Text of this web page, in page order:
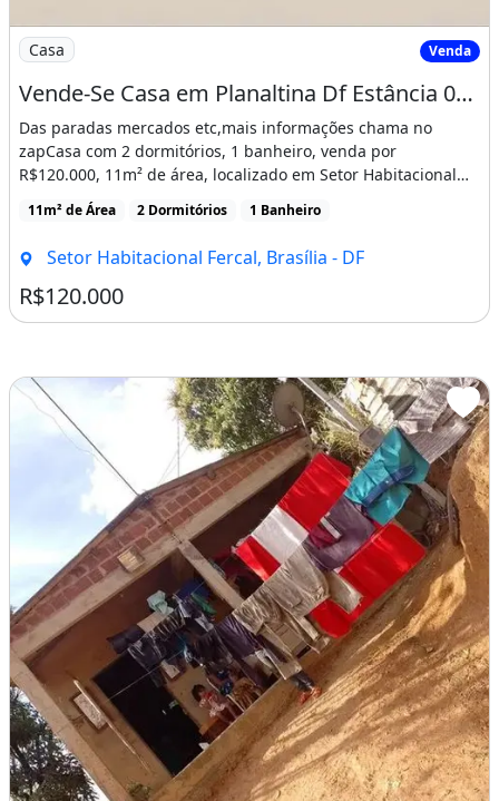
Imagem: Vende-Se Casa em Planaltina Df Estância
Casa Venda
Vende-Se Casa em Planaltina Df Estância 05,Fica Perto de Tudo
Das paradas mercados etc,mais informações chama no
zapCasa com 2 dormitórios, 1 banheiro, venda por
R$120.000, 11m² de área, localizado em Setor Habitacional
11m² de Área 2 Dormitórios 1 Banheiro
Setor Habitacional Fercal, Brasília - DF
R$120.000